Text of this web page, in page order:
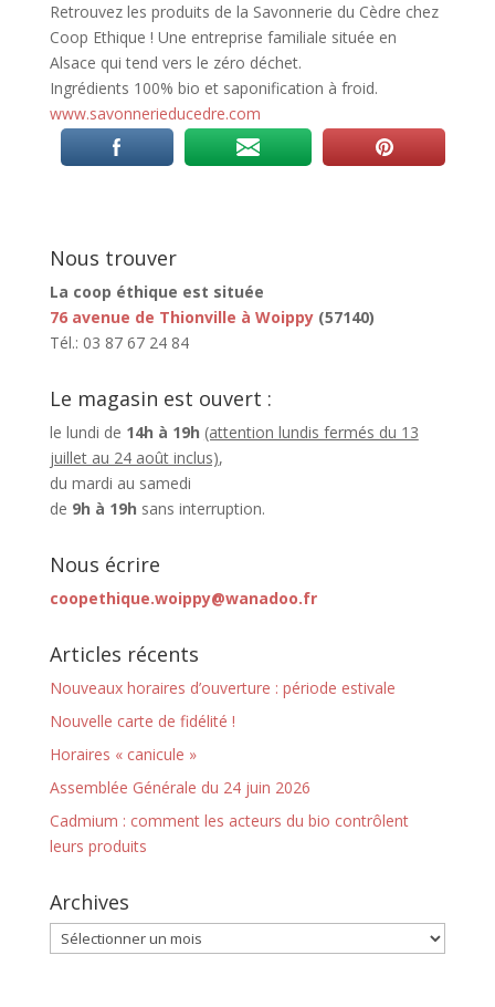
Retrouvez les produits de la Savonnerie du Cèdre chez
Coop Ethique ! Une entreprise familiale située en
Alsace qui tend vers le zéro déchet.
Ingrédients 100% bio et saponification à froid.
www.savonnerieducedre.com
Nous trouver
La coop éthique est située
76 avenue de Thionville à Woippy(57140)
Tél.: 03 87 67 24 84
Le magasin est ouvert :
le lundi de 14h à 19h (attention lundis fermés du 13
juillet au 24 août inclus),
du mardi au samedi
de 9h à 19h sans interruption.
Nous écrire
coopethique.woippy@wanadoo.fr
Articles récents
Nouveaux horaires d’ouverture : période estivale
Nouvelle carte de fidélité !
Horaires « canicule »
Assemblée Générale du 24 juin 2026
Cadmium : comment les acteurs du bio contrôlent
leurs produits
Archives
Archives